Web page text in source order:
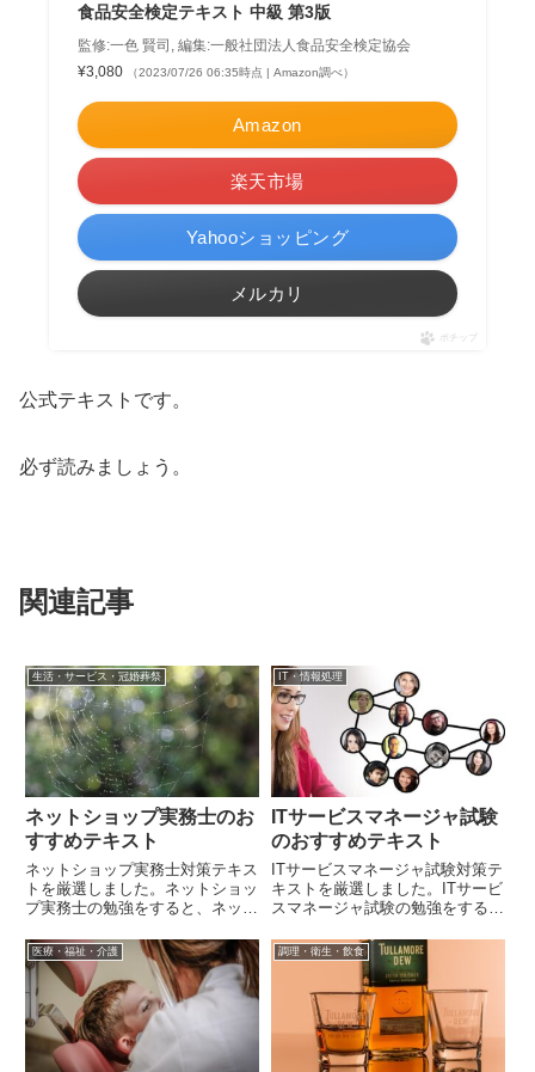
食品安全検定テキスト 中級 第3版
監修:一色 賢司, 編集:一般社団法人食品安全検定協会
¥3,080
（2023/07/26 06:35時点 | Amazon調べ）
Amazon
楽天市場
Yahooショッピング
メルカリ
ポチップ
公式テキストです。
必ず読みましょう。
関連記事
生活・サービス・冠婚葬祭
ネットショップ実務士のお
すすめテキスト
ネットショップ実務士対策テキス
トを厳選しました。ネットショッ
プ実務士の勉強をすると、ネット
識が身に着きます。
IT・情報処理
ITサービスマネージャ試験
のおすすめテキスト
ITサービスマネージャ試験対策テ
キストを厳選しました。ITサービ
スマネージャ試験の勉強をする
関する幅広い知識が身に着きま
す。
医療・福祉・介護 調理・衛生・飲食